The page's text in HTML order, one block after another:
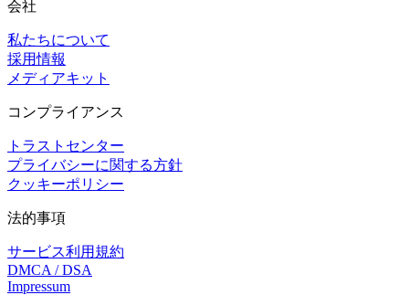
会社
私たちについて
採用情報
メディアキット
コンプライアンス
トラストセンター
プライバシーに関する方針
クッキーポリシー
法的事項
サービス利用規約
DMCA / DSA
Impressum